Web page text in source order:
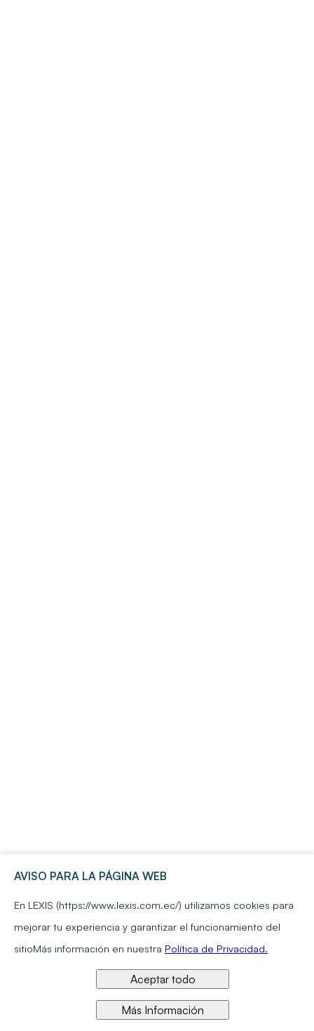
AVISO PARA LA PÁGINA WEB
En LEXIS (https://www.lexis.com.ec/) utilizamos cookies para
mejorar tu experiencia y garantizar el funcionamiento del
sitioMás información en nuestra Política de Privacidad.
Aceptar todo
Más Información